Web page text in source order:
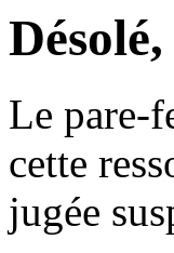
Le pare-
cette
jugée